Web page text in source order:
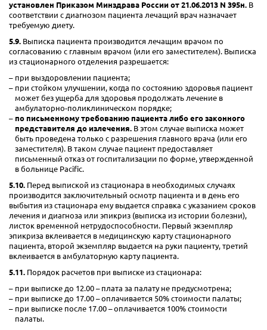
установлен Приказом Минздрава России от 21.06.2013 N 395н. В
соответствии с диагнозом пациента лечащий врач назначает
требуемую диету.
5.9. Выписка пациента производится лечащим врачом по
согласованию с главным врачом (или его заместителем). Выписка
из стационарного отделения разрешается:
при выздоровлении пациента;
при стойком улучшении, когда по состоянию здоровья пациент
может без ущерба для здоровья продолжать лечение в
амбулаторно-поликлиническом порядке;
по письменному требованию пациента либо его законного
представителя до излечения. В этом случае выписка может
быть проведена только с разрешения главного врача (или его
заместителя). В таком случае пациент предоставляет
письменный отказ от госпитализации по форме, утвержденной
в больнице Pacific.
5.10. Перед выпиской из стационара в необходимых случаях
производится заключительный осмотр пациента и в день его
выбытия из стационара ему выдается справка с указанием сроков
лечения и диагноза или эпикриз (выписка из истории болезни),
листок временной нетрудоспособности. Первый экземпляр
эпикриза вклеивается в медицинскую карту стационарного
пациента, второй экземпляр выдается на руки пациенту, третий
вклеивается в амбулаторную карту пациента.
5.11. Порядок расчетов при выписке из стационара:
при выписке до 12.00 – плата за палату не предусмотрена;
при выписке до 17.00 – оплачивается 50% стоимости палаты;
при выписке после 17.00 – оплачивается 100% стоимости
палаты.